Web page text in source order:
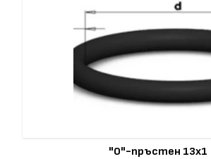
"О"-пръстен 13x1